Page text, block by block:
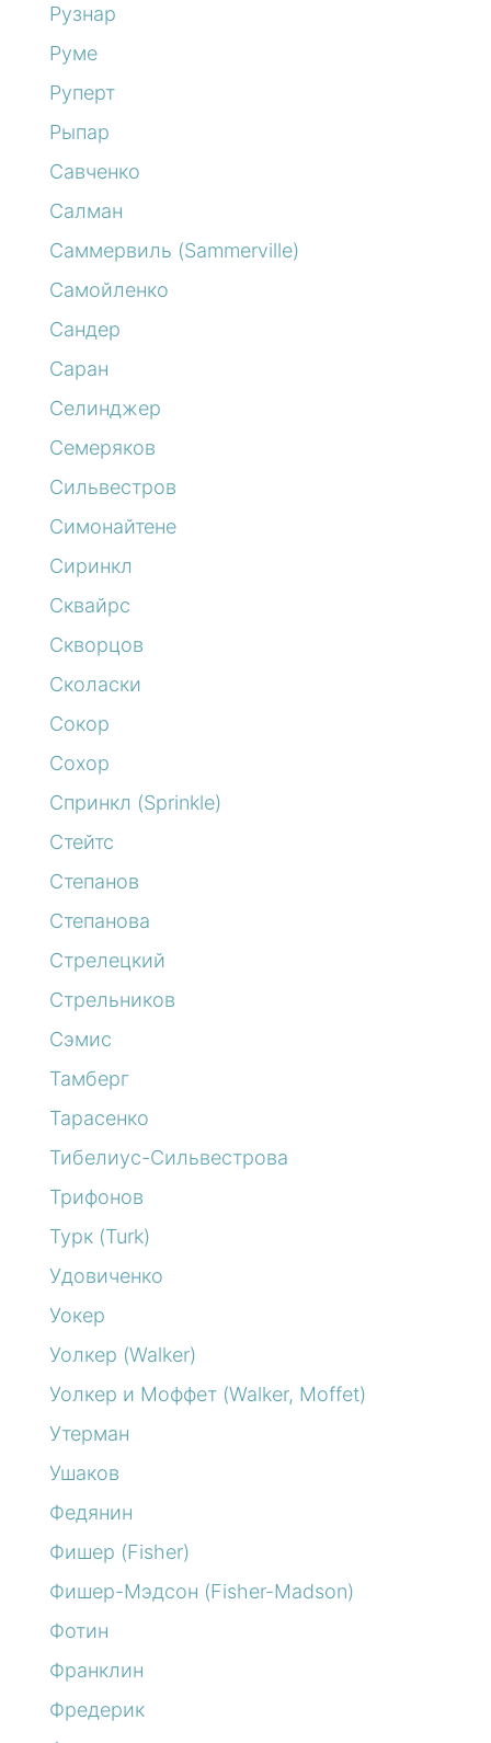
Рузнар
Руме
Руперт
Рыпар
Савченко
Салман
Саммервиль (Sammerville)
Самойленко
Сандер
Саран
Селинджер
Семеряков
Сильвестров
Симонайтене
Сиринкл
Сквайрс
Скворцов
Сколаски
Сокор
Сохор
Спринкл (Sprinkle)
Стейтс
Степанов
Степанова
Стрелецкий
Стрельников
Сэмис
Тамберг
Тарасенко
Тибелиус-Сильвестрова
Трифонов
Турк (Turk)
Удовиченко
Уокер
Уолкер (Walker)
Уолкер и Моффет (Walker, Moffet)
Утерман
Ушаков
Федянин
Фишер (Fisher)
Фишер-Мэдсон (Fisher-Madson)
Фотин
Франклин
Фредерик